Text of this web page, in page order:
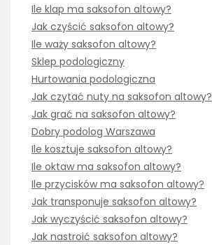
Ile klap ma saksofon altowy?
Jak czyścić saksofon altowy?
Ile waży saksofon altowy?
Sklep podologiczny
Hurtowania podologiczna
Jak czytać nuty na saksofon altowy?
Jak grać na saksofon altowy?
Dobry podolog Warszawa
Ile kosztuje saksofon altowy?
Ile oktaw ma saksofon altowy?
Ile przycisków ma saksofon altowy?
Jak transponuje saksofon altowy?
Jak wyczyścić saksofon altowy?
Jak nastroić saksofon altowy?